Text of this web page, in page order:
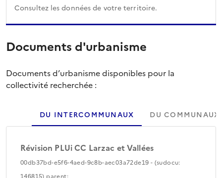
Consultez les données de votre territoire.
Documents d'urbanisme
Documents d’urbanisme disponibles pour la
collectivité recherchée :
DU INTERCOMMUNAUX DU COMMUNAUX
Révision PLUi CC Larzac et Vallées
00db37bd-e5f6-4aed-9c8b-aec03a72de19 - (sudocu:
146815) parent: